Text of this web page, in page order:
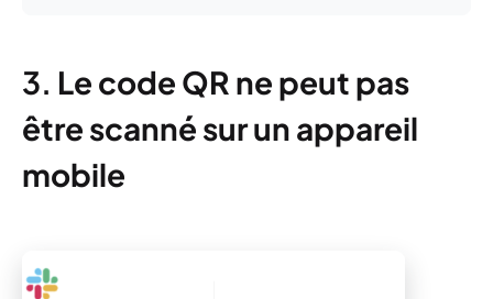
3. Le code QR ne peut pas
être scanné sur un appareil
mobile